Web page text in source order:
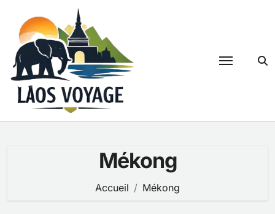
contenu
Mékong
Accueil Mékong